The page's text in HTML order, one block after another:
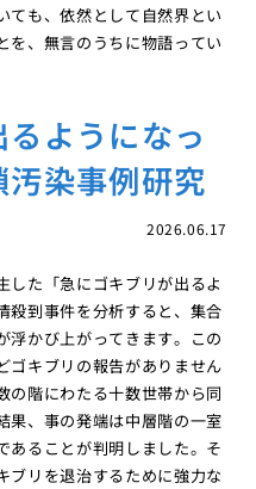
ても、依然として自然界とい
を、無言のうちに物語ってい
ようになっ
染事例研究
2026.06.17
した「急にゴキブリが出るよ
殺到事件を分析すると、集合
浮かび上がってきます。この
ゴキブリの報告がありません
の階にわたる十数世帯から同
果、事の発端は中層階の一室
あることが判明しました。そ
ブリを退治するために強力な